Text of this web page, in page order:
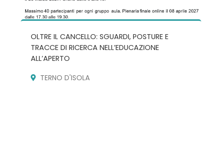
OLTRE IL CANCELLO: SGUARDI, POSTURE E
TRACCE DI RICERCA NELL’EDUCAZIONE
ALL’APERTO
TERNO D'ISOLA